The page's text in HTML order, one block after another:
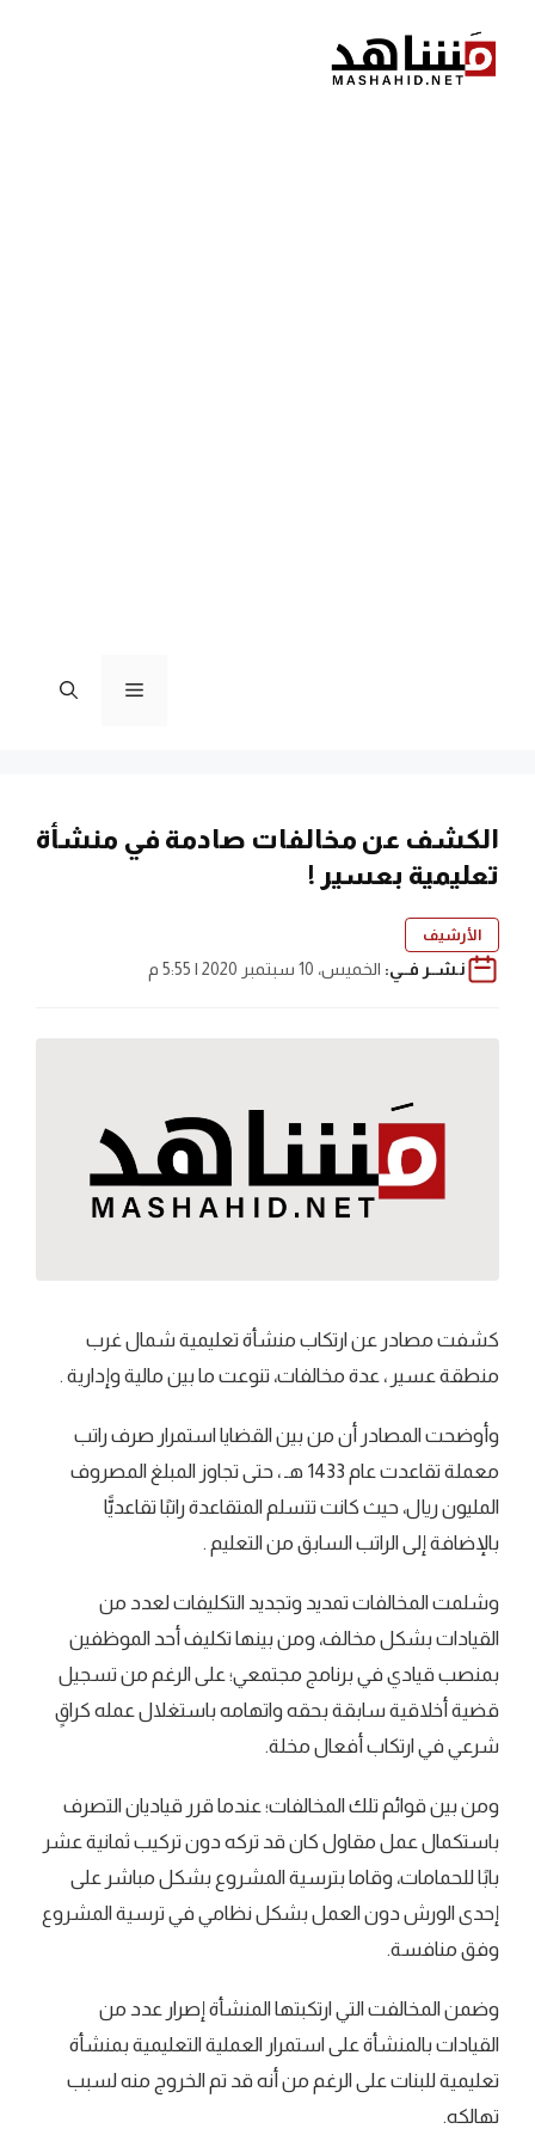
المحتوى
القائمة
الكشف عن مخالفات صادمة في منشأة
تعليمية بعسير !
الأرشيف
نـشــر فــي: الخميس، 10 سبتمبر 2020 | 5:55 م
كشفت مصادر عن ارتكاب منشأة تعليمية شمال غرب
منطقة عسير ، عدة مخالفات، تنوعت ما بين مالية وإدارية .
وأوضحت المصادر أن من بين القضايا استمرار صرف راتب
معملة تقاعدت عام 1433 هـ ، حتى تجاوز المبلغ المصروف
المليون ريال، حيث كانت تتسلم المتقاعدة راتبًا تقاعديًّا
بالإضافة إلى الراتب السابق من التعليم .
وشلمت المخالفات تمديد وتجديد التكليفات لعدد من
القيادات بشكل مخالف، ومن بينها تكليف أحد الموظفين
بمنصب قيادي في برنامج مجتمعي؛ على الرغم من تسجيل
قضية أخلاقية سابقة بحقه واتهامه باستغلال عمله كراقٍ
شرعي في ارتكاب أفعال مخلة.
ومن بين قوائم تلك المخالفات؛ عندما قرر قياديان التصرف
باستكمال عمل مقاول كان قد تركه دون تركيب ثمانية عشر
بابًا للحمامات، وقاما بترسية المشروع بشكل مباشر على
إحدى الورش دون العمل بشكل نظامي في ترسية المشروع
وفق منافسة.
وضمن المخالفت التي ارتكبتها المنشأة إصرار عدد من
القيادات بالمنشأة على استمرار العملية التعليمية بمنشأة
تعليمية للبنات على الرغم من أنه قد تم الخروج منه لسبب
تهالكه.